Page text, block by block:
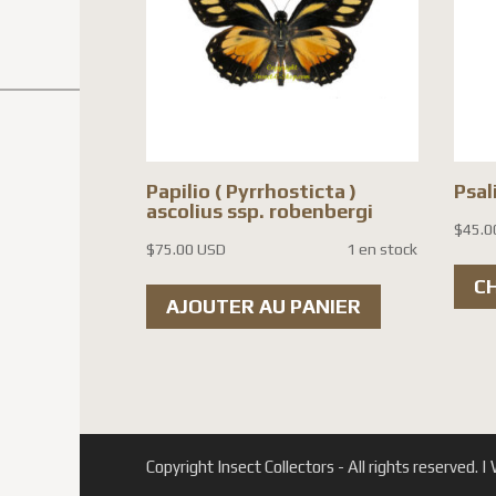
Papilio ( Pyrrhosticta )
ascolius ssp. robenbergi
$75.00 USD 1 en stock
AJOUTER AU PANIER
$
Copyright Insect Collectors - All rights reserved.